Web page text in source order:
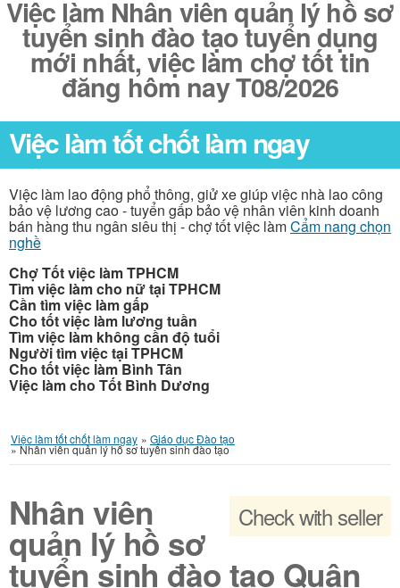
Việc làm Nhân viên quản lý hồ sơ
tuyển sinh đào tạo tuyển dụng
mới nhất, việc làm chợ tốt tin
đăng hôm nay T08/2026
Việc làm tốt chốt làm ngay
Việc làm lao động phổ thông, giử xe giúp việc nhà lao công
bảo vệ lương cao - tuyển gấp bảo vệ nhân viên kinh doanh
bán hàng thu ngân siêu thị - chợ tốt việc làmCẩm nang chọn
nghề
Chợ Tốt việc làm TPHCM
Tìm việc làm cho nữ tại TPHCM
Cần tìm việc làm gấp
Cho tốt việc làm lương tuần
Tìm việc làm không cần độ tuổi
Người tìm việc tại TPHCM
Cho tốt việc làm Bình Tân
Việc làm cho Tốt Bình Dương
Việc làm tốt chốt làm ngay » Giáo dục Đào tạo
»Nhân viên quản lý hồ sơ tuyển sinh đào tạo
Check with seller
Nhân viên
quản lý hồ sơ
tuyển sinh đào tạo Quận